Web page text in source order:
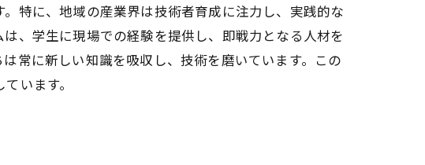
特に、地域の産業界は技術者育成に注力し、実践的な
、学生に現場での経験を提供し、即戦力となる人材を
常に新しい知識を吸収し、技術を磨いています。この
います。